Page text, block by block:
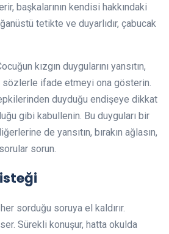
başkalarının kendisi hakkındaki
tetikte ve duyarlıdır, çabucak
kızgın duygularını yansıtın,
sözlerle ifade etmeyi ona gösterin.
duyduğu endişeye dikkat
gibi kabullenin. Bu duyguları bir
de yansıtın, bırakın ağlasın,
sorun.
sorduğu soruya el kaldırır.
Sürekli konuşur, hatta okulda